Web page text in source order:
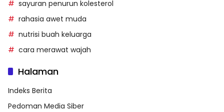
sayuran penurun kolesterol
rahasia awet muda
nutrisi buah keluarga
cara merawat wajah
Halaman
Indeks Berita
Pedoman Media Siber